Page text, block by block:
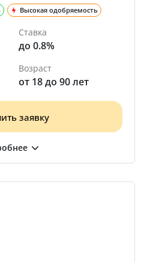
Высокая одобряемость
Ставка
до 0.8%
Возраст
от 18 до 90 лет
заявку